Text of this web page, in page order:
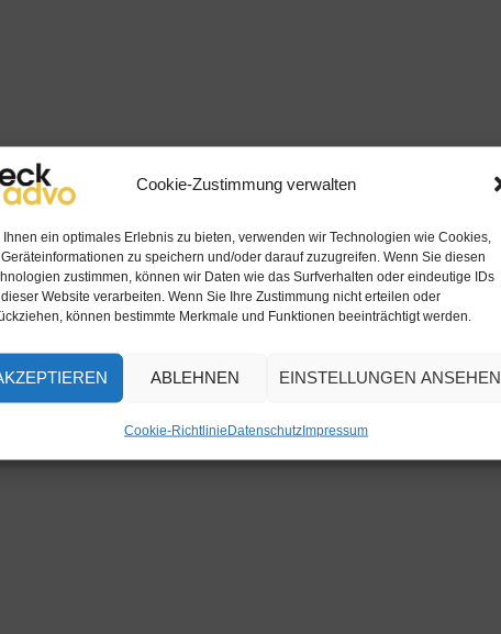
Cookie-Zustimmung verwalten
Ihnen ein optimales Erlebnis zu bieten, verwenden wir Technologien wie Cookies,
zu speichern und/oder darauf zuzugreifen. Wenn Sie diesen
zustimmen, können wir Daten wie das Surfverhalten oder eindeutige IDs
Website verarbeiten. Wenn Sie Ihre Zustimmung nicht erteilen oder
können bestimmte Merkmale und Funktionen beeinträchtigt werden.
ABLEHNEN EINSTELLUNGEN ANSEHEN
Cookie-RichtlinieDatenschutzImpressum